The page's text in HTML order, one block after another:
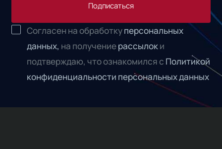
Подписаться
Согласен на обработкуперсональных
данных, на получениерассылок и
подтверждаю, что ознакомился с Политикой
конфиденциальности персональных данных